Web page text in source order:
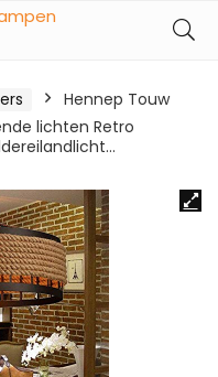
Hennep Touw
lichten Retro